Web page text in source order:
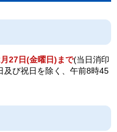
27日(金曜日)まで(当日消印
及び祝日を除く、午前8時45